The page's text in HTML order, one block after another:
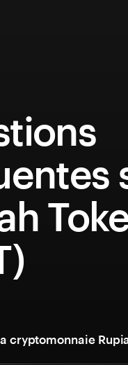
cryptomonnaie